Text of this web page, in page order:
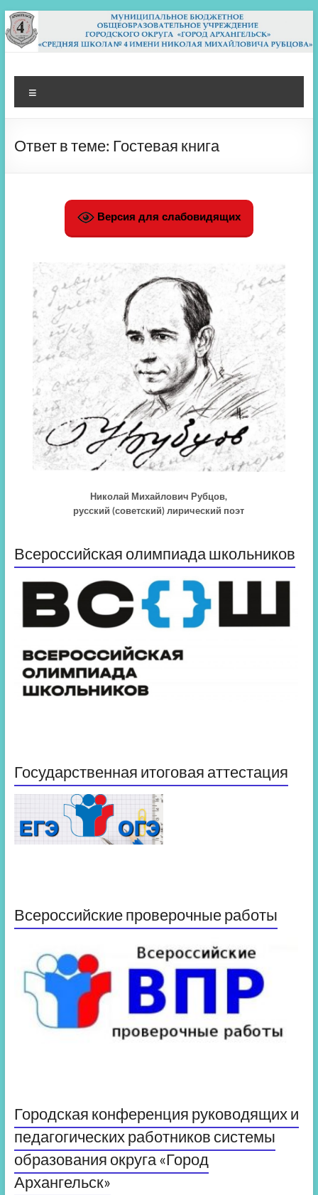
Перейти
к
содержимому
МБОУ СШ 4
Архангельск
Ответ в теме: Гостевая книга
Версия для слабовидящих
Николай Михайлович Рубцов,
русский (советский) лирический поэт
Всероссийская олимпиада школьников
Государственная итоговая аттестация
Всероссийские проверочные работы
Городская конференция руководящих и
педагогических работников системы
образования округа «Город
Архангельск»